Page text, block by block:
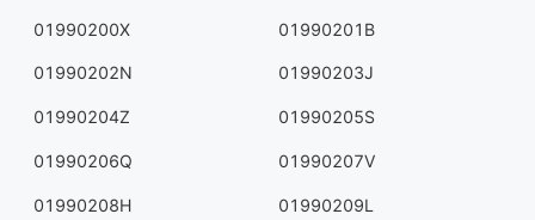
01990200X 01990201B
01990202N 01990203J
01990204Z 01990205S
01990206Q 01990207V
01990208H 01990209L